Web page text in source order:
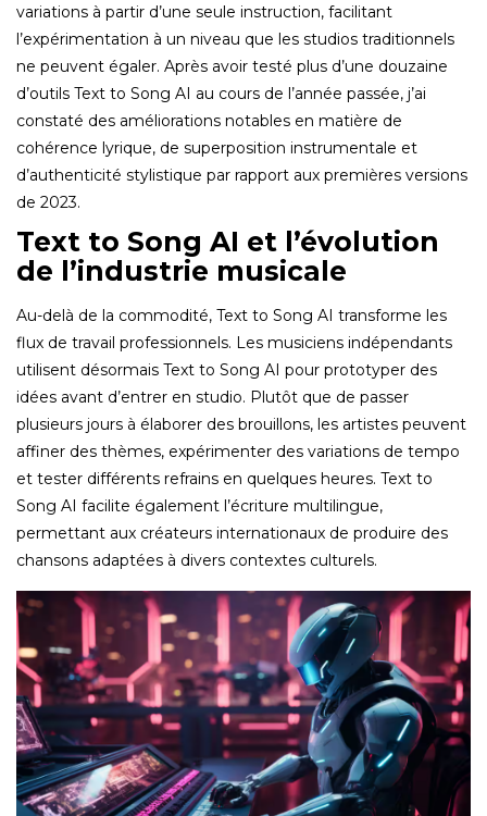
variations à partir d’une seule instruction, facilitant
l’expérimentation à un niveau que les studios traditionnels
ne peuvent égaler. Après avoir testé plus d’une douzaine
d’outils Text to Song AI au cours de l’année passée, j’ai
constaté des améliorations notables en matière de
cohérence lyrique, de superposition instrumentale et
d’authenticité stylistique par rapport aux premières versions
de 2023.
Text to Song AI et l’évolution
de l’industrie musicale
Au-delà de la commodité, Text to Song AI transforme les
flux de travail professionnels. Les musiciens indépendants
utilisent désormais Text to Song AI pour prototyper des
idées avant d’entrer en studio. Plutôt que de passer
plusieurs jours à élaborer des brouillons, les artistes peuvent
affiner des thèmes, expérimenter des variations de tempo
et tester différents refrains en quelques heures. Text to
Song AI facilite également l’écriture multilingue,
permettant aux créateurs internationaux de produire des
chansons adaptées à divers contextes culturels.